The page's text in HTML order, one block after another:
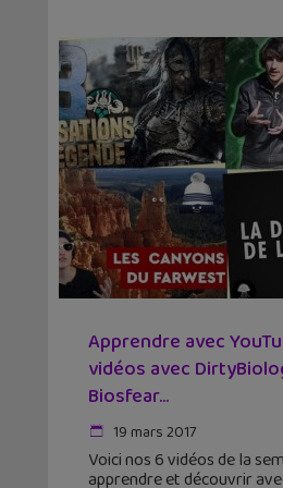
Apprendre avec
vidéos avec
Biosfear…
19 mars 2017
Voici nos 6 vidéos de la
apprendre et découvrir